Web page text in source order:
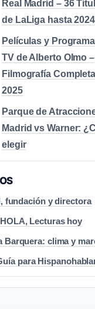
Real Madrid – 36
de LaLiga hasta 2024
Películas y
TV de Alberto Olmo –
Filmografía Completa
2025
Parque de
Madrid vs Warner:
elegir
fundación y directora
Lecturas hoy
Barquera: clima y
para